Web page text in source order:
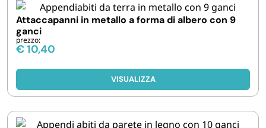
FERRAMENTA E LINEA AUTO
Attaccapanni in metallo a forma di albero con 9
ganci
prezzo:
€10,40
VISUALIZZA